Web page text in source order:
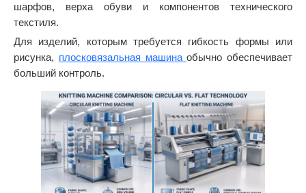
шарфов, верха обуви и компонентов технического
текстиля.
Для изделий, которым требуется гибкость формы или
рисунка, плосковязальная машинаобычно обеспечивает
больший контроль.